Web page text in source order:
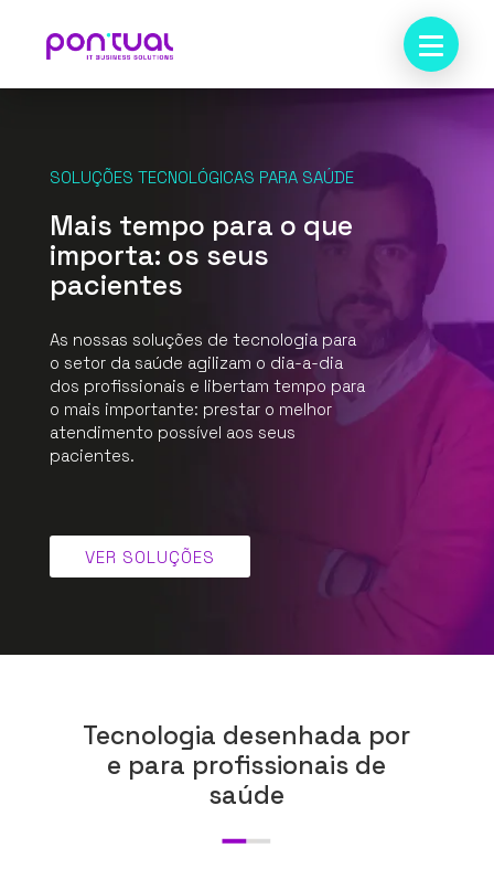
SOLUÇÕES TECNOLÓGICAS PARA SAÚDE
Mais tempo para o que
importa: os seus
pacientes
As nossas soluções de tecnologia para
o setor da saúde agilizam o dia-a-dia
dos profissionais e libertam tempo para
o mais importante: prestar o melhor
atendimento possível aos seus
pacientes.
VER SOLUÇÕES
Tecnologia desenhada por
e para profissionais de
saúde